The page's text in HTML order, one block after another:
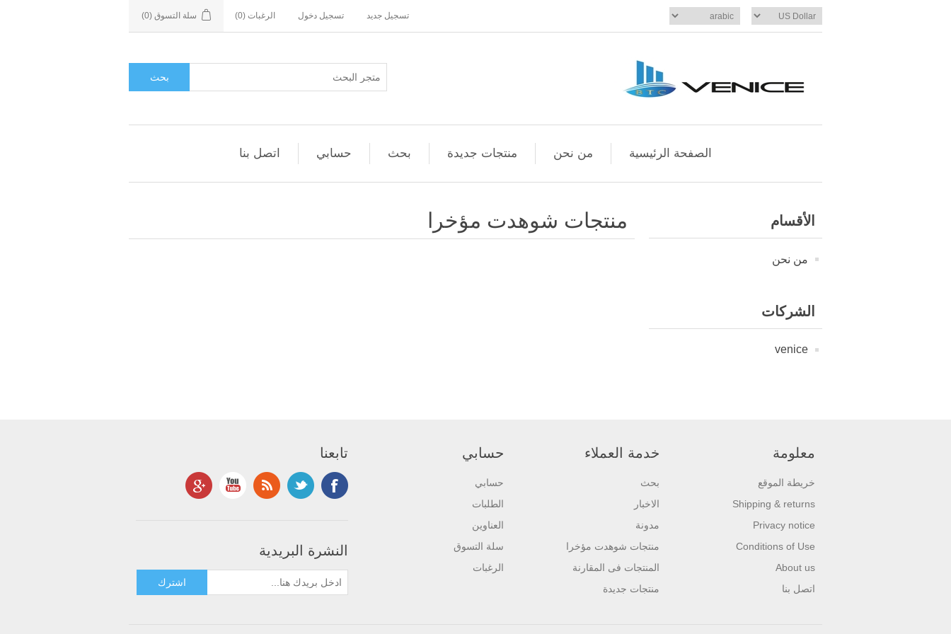
تسجيل جديد تسجيل دخول الرغبات (0) سلة التسوق (0)
الصفحة الرئيسية من نحن منتجات جديدة بحث حسابي اتصل بنا
الأقسام
من نحن
الشركات
venice
منتجات شوهدت مؤخرا
معلومة
خريطة الموقع
Shipping & returns
Privacy notice
Conditions of Use
About us
اتصل بنا
خدمة العملاء
بحث
الاخبار
مدونة
منتجات شوهدت مؤخرا
المنتجات فى المقارنة
منتجات جديدة
حسابي
حسابي
الطلبات
العناوين
سلة التسوق
الرغبات
تابعنا
النشرة البريدية